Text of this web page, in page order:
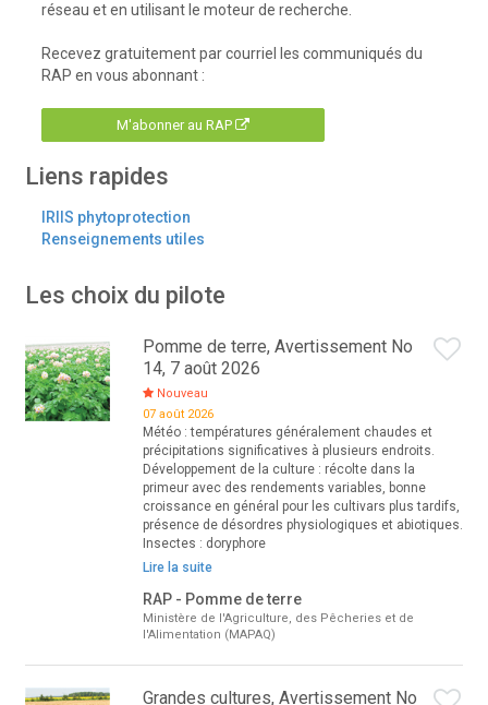
réseau et en utilisant le moteur de recherche.
Recevez gratuitement par courriel les communiqués du
RAP en vous abonnant :
M'abonner au RAP
Liens rapides
IRIIS phytoprotection
Renseignements utiles
Les choix du pilote
Pomme de terre, Avertissement No
14, 7 août 2026
Nouveau
07 août 2026
Météo : températures généralement chaudes et
précipitations significatives à plusieurs endroits.
Développement de la culture : récolte dans la
primeur avec des rendements variables, bonne
croissance en général pour les cultivars plus tardifs,
présence de désordres physiologiques et abiotiques.
Insectes : doryphore
Lire la suite
RAP - Pomme de terre
Ministère de l'Agriculture, des Pêcheries et de
l'Alimentation (MAPAQ)
Grandes cultures, Avertissement No